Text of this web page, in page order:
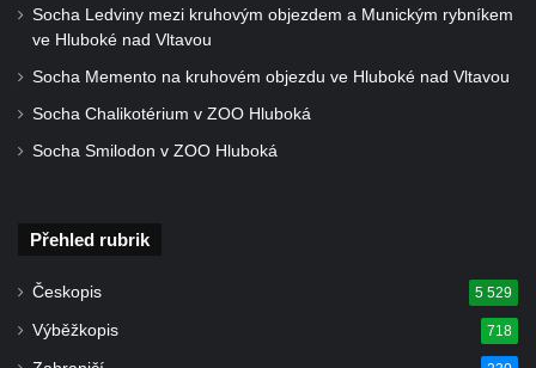
Kostel svatého Jakuba Většího v Sokolově
Kostel Nanebevzetí Panny Marie ve
Slunečné
Kostel Jména Panny Marie v Sepekově
Rumburku
Bývalá synagoga v Milevsku
Kostel svaté Kateřiny Alexandrijské v
Socha Ledviny mezi kruhovým objezdem a Munickým rybníkem
ve Hluboké nad Vltavou
Socha Memento na kruhovém objezdu ve Hluboké nad Vltavou
Socha Chalikotérium v ZOO Hluboká
Socha Smilodon v ZOO Hluboká
Přehled rubrik
Českopis 5 529
Výběžkopis 718